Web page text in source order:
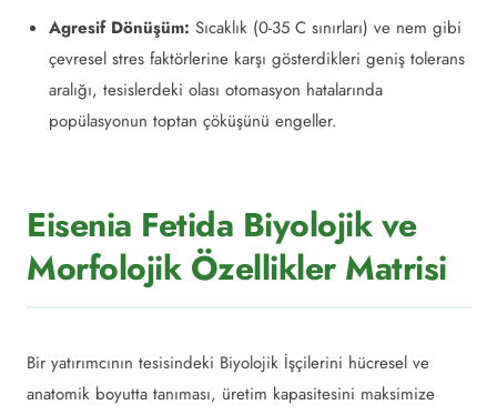
Agresif Dönüşüm: Sıcaklık (0-35 C sınırları) ve nem gibi
çevresel stres faktörlerine karşı gösterdikleri geniş tolerans
aralığı, tesislerdeki olası otomasyon hatalarında
popülasyonun toptan çöküşünü engeller.
Eisenia Fetida Biyolojik ve
Morfolojik Özellikler Matrisi
Bir yatırımcının tesisindeki Biyolojik İşçilerini hücresel ve
anatomik boyutta tanıması, üretim kapasitesini maksimize